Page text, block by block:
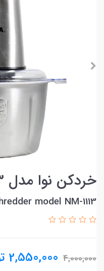
خردکن نوا مدل NM-1113
model NM-1113
4,000,000
2,550,000